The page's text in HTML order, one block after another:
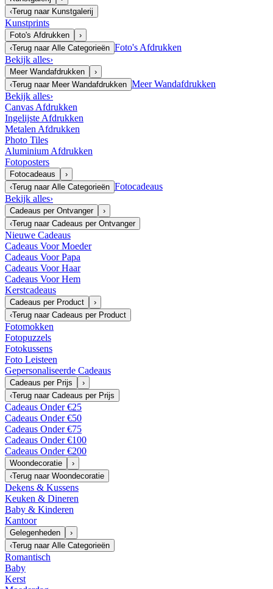
‹Terug naar Kunstgalerij
Kunstprints
Foto's Afdrukken
›
‹Terug naar Alle Categorieën Foto's Afdrukken
Bekijk alles›
Meer Wandafdrukken
›
‹Terug naar Meer Wandafdrukken Meer Wandafdrukken
Bekijk alles›
Canvas Afdrukken
Ingelijste Afdrukken
Metalen Afdrukken
Photo Tiles
Aluminium Afdrukken
Fotoposters
Fotocadeaus
›
‹Terug naar Alle Categorieën Fotocadeaus
Bekijk alles›
Cadeaus per Ontvanger
›
‹Terug naar Cadeaus per Ontvanger
Nieuwe Cadeaus
Cadeaus Voor Moeder
Cadeaus Voor Papa
Cadeaus Voor Haar
Cadeaus Voor Hem
Kerstcadeaus
Cadeaus per Product
›
‹Terug naar Cadeaus per Product
Fotomokken
Fotopuzzels
Fotokussens
Foto Leisteen
Gepersonaliseerde Cadeaus
Cadeaus per Prijs
›
‹Terug naar Cadeaus per Prijs
Cadeaus Onder €25
Cadeaus Onder €50
Cadeaus Onder €75
Cadeaus Onder €100
Cadeaus Onder €200
Woondecoratie
›
‹Terug naar Woondecoratie
Dekens & Kussens
Keuken & Dineren
Baby & Kinderen
Kantoor
Gelegenheden
›
‹Terug naar Alle Categorieën
Romantisch
Baby
Kerst